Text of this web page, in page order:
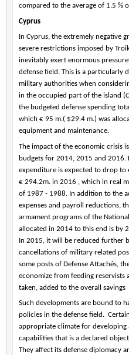
compared to the average of 1.5 %
Cyprus
In Cyprus, the extremely negative
severe restrictions imposed by
inevitably exert enormous
defense field. This is a particularly
military authorities when
in the occupied part of the island (
the budgeted defense spending
which € 95 m.( $29.4 m.) was
equipment and maintenance.
The impact of the economic crisis
budgets for 2014, 2015 and
expenditure is expected to drop to
€ 294.2m. in 2016 , which in real
of 1987 - 1988. In addition to the
expenses and payroll reductions,
armament programs of the
allocated in 2014 to this end is by
In 2015, it will be reduced further
cancellations of military related
some posts of Defense Attachés,
economize from feeding reservists
taken, added to the overall savings
Such developments are bound to
policies in the defense field.
appropriate climate for developing
capabilities that is a declared
They affect its defense diplomacy